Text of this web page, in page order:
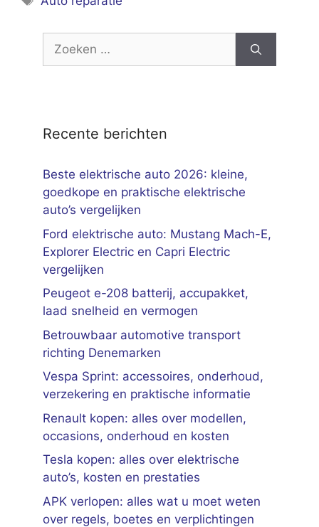
Zoek
Recente berichten
Beste elektrische auto 2026: kleine,
goedkope en praktische elektrische
auto’s vergelijken
Ford elektrische auto: Mustang Mach-E,
Explorer Electric en Capri Electric
vergelijken
Peugeot e-208 batterij, accupakket,
laad snelheid en vermogen
Betrouwbaar automotive transport
richting Denemarken
Vespa Sprint: accessoires, onderhoud,
verzekering en praktische informatie
Renault kopen: alles over modellen,
occasions, onderhoud en kosten
Tesla kopen: alles over elektrische
auto’s, kosten en prestaties
APK verlopen: alles wat u moet weten
over regels, boetes en verplichtingen